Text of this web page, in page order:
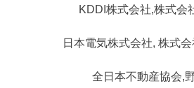
KDDI株式会社,株式会
日本電気株式会社, 株式
全日本不動産協会,